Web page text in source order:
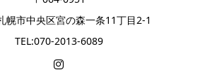
幌市中央区宮の森一条11丁目2-1
TEL:070-2013-6089